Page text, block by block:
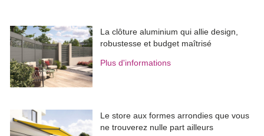
La clôture aluminium qui allie design,
robustesse et budget maîtrisé
Plus d'informations
Le store aux formes arrondies que vous
ne trouverez nulle part ailleurs